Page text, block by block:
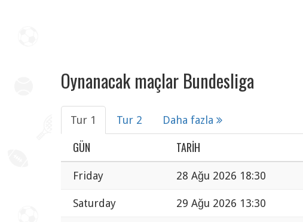
Oynanacak maçlar Bundesliga
Tur 1 Tur 2 Daha fazla
GÜN TARIH
Friday 28 Ağu 2026 18:30
Saturday 29 Ağu 2026 13:30